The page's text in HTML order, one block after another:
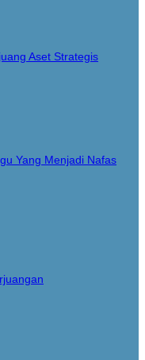
Aset Strategis
Yang Menjadi Nafas